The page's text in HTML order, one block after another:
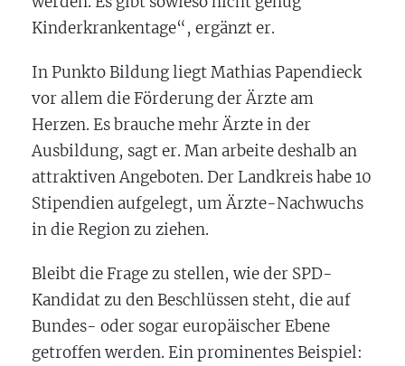
Kinderkrankentage“, ergänzt er.
In Punkto Bildung liegt Mathias Papendieck
vor allem die Förderung der Ärzte am
Herzen. Es brauche mehr Ärzte in der
Ausbildung, sagt er. Man arbeite deshalb an
attraktiven Angeboten. Der Landkreis habe 10
Stipendien aufgelegt, um Ärzte-Nachwuchs
in die Region zu ziehen.
Bleibt die Frage zu stellen, wie der SPD-
Kandidat zu den Beschlüssen steht, die auf
Bundes- oder sogar europäischer Ebene
getroffen werden. Ein prominentes Beispiel: